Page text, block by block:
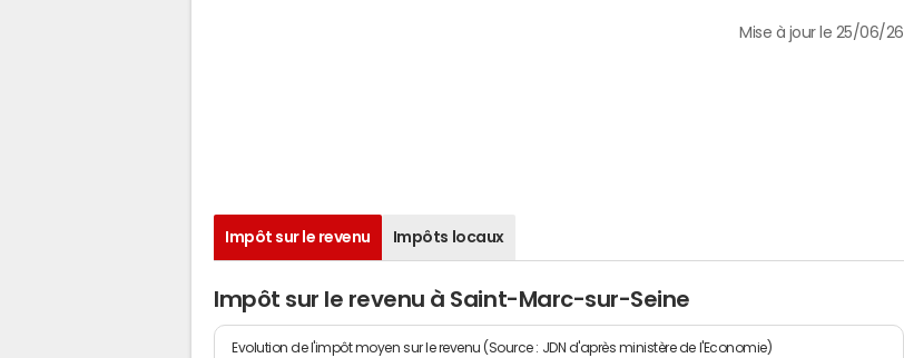
Mise à jour le 25/06/26
Impôt sur le revenu Impôts locaux
Impôt sur le revenu à Saint-Marc-sur-Seine
Evolution de l'impôt moyen sur le revenu (Source : JDN d'après ministère de l'Economie)